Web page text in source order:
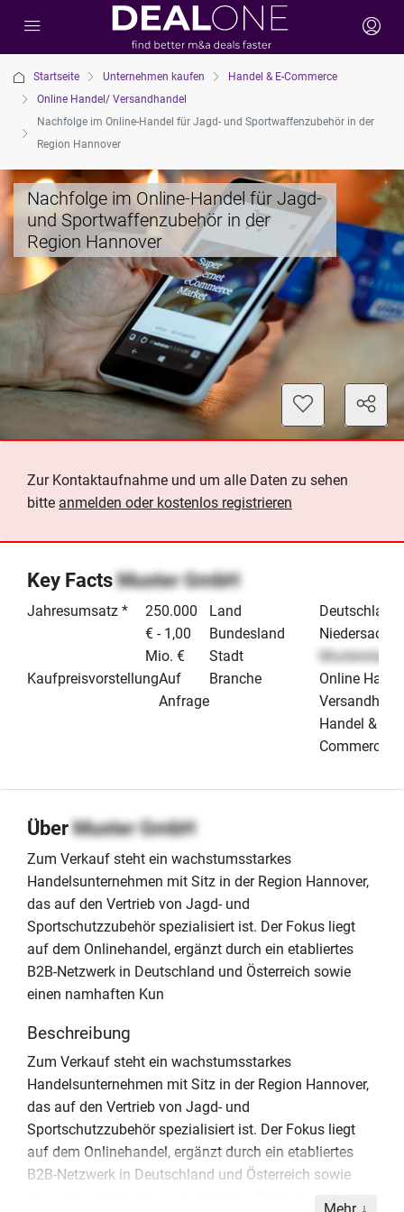
Startseite Unternehmen kaufen
Handel & E-Commerce
Online Handel/ Versandhandel
Nachfolge im Online-Handel für Jagd- und Sportwaffenzubehör in der
Region Hannover
Nachfolge im Online-Handel für Jagd-
und Sportwaffenzubehör in der
Region Hannover
Zur Kontaktaufnahme und um alle Daten zu sehen
bitte anmelden oder kostenlos registrieren
Key FactsMuster GmbH
Jahresumsatz *
250.000
€ - 1,00
Mio. €
KaufpreisvorstellungAuf
Anfrage
Land
Deutschland
Bundesland
Stadt
Musterstadt
Branche
Online
Handel & E-
Commerce
ÜberMuster GmbH
Zum Verkauf steht ein wachstumsstarkes
Handelsunternehmen mit Sitz in der Region Hannover,
das auf den Vertrieb von Jagd- und
Sportschutzzubehör spezialisiert ist. Der Fokus liegt
auf dem Onlinehandel, ergänzt durch ein etabliertes
B2B-Netzwerk in Deutschland und Österreich sowie
einen namhaften Kun
Beschreibung
Zum Verkauf steht ein wachstumsstarkes
Handelsunternehmen mit Sitz in der Region Hannover,
das auf den Vertrieb von Jagd- und
Sportschutzzubehör spezialisiert ist. Der Fokus liegt
auf dem Onlinehandel, ergänzt durch ein etabliertes
B2B-Netzwerk in Deutschland und Österreich sowie